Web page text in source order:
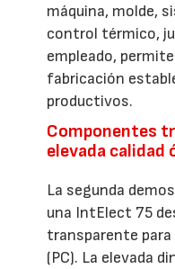
máquina, molde,
control térmico,
empleado,
fabricación
productivos.
Componentes
elevada calidad
La segunda
una IntElect 75
transparente
(PC). La elevada